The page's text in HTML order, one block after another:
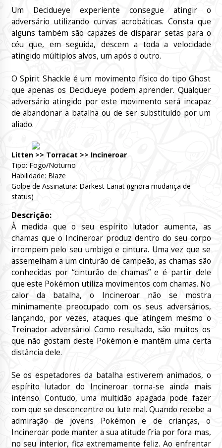
Um Decidueye experiente consegue atingir o
adversário utilizando curvas acrobáticas. Consta que
alguns também são capazes de disparar setas para o
céu que, em seguida, descem a toda a velocidade
atingido múltiplos alvos, um após o outro.
O Spirit Shackle é um movimento físico do tipo Ghost
que apenas os Decidueye podem aprender. Qualquer
adversário atingido por este movimento será incapaz
de abandonar a batalha ou de ser substituído por um
aliado.
Litten >> Torracat >> Incineroar
Tipo: Fogo/Noturno
Habilidade: Blaze
Golpe de Assinatura: Darkest Lariat (ignora mudança de
status)
Descrição:
À medida que o seu espírito lutador aumenta, as
chamas que o Incineroar produz dentro do seu corpo
irrompem pelo seu umbigo e cintura. Uma vez que se
assemelham a um cinturão de campeão, as chamas são
conhecidas por “cinturão de chamas” e é partir dele
que este Pokémon utiliza movimentos com chamas. No
calor da batalha, o Incineroar não se mostra
minimamente preocupado com os seus adversários,
lançando, por vezes, ataques que atingem mesmo o
Treinador adversário! Como resultado, são muitos os
que não gostam deste Pokémon e mantêm uma certa
distância dele.
Se os espetadores da batalha estiverem animados, o
espírito lutador do Incineroar torna-se ainda mais
intenso. Contudo, uma multidão apagada pode fazer
com que se desconcentre ou lute mal. Quando recebe a
admiração de jovens Pokémon e de crianças, o
Incineroar pode manter a sua atitude fria por fora mas,
no seu interior, fica extremamente feliz. Ao enfrentar